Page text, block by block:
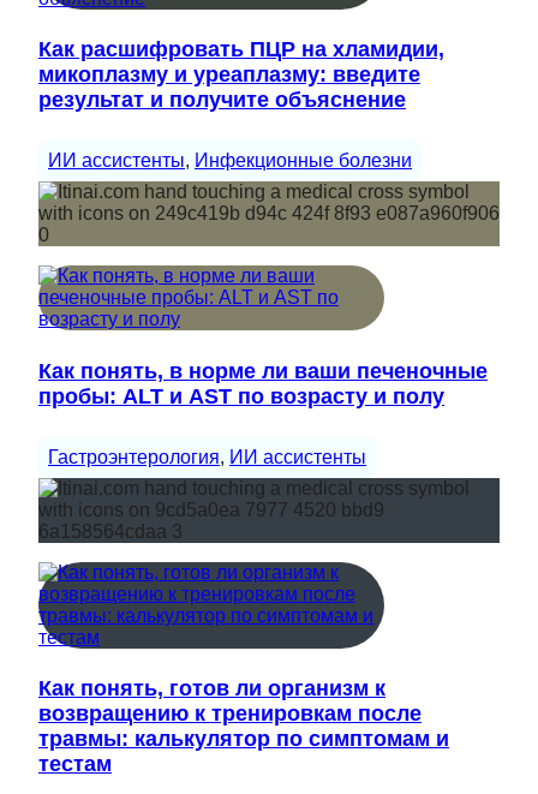
Как расшифровать ПЦР на хламидии,
микоплазму и уреаплазму: введите
результат и получите объяснение
ИИ ассистенты, Инфекционные болезни
Как понять, в норме ли ваши печеночные
пробы: ALT и AST по возрасту и полу
Гастроэнтерология, ИИ ассистенты
Как понять, готов ли организм к
возвращению к тренировкам после
травмы: калькулятор по симптомам и
тестам